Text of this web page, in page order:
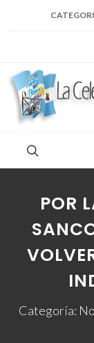
POR
Categoría: